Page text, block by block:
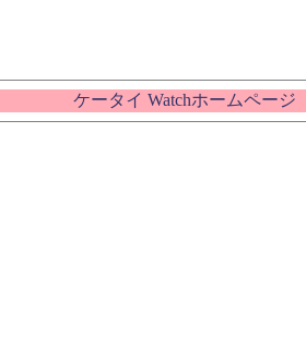
ケータイ Watchホームページ